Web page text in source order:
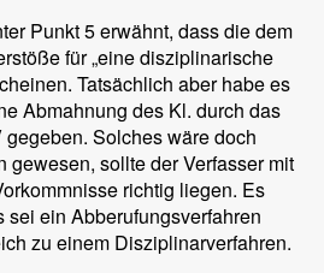
Punkt 5 erwähnt, dass die dem
für „eine disziplinarische
Tatsächlich aber habe es
Abmahnung des Kl. durch das
Solches wäre doch
gewesen, sollte der Verfasser mit
richtig liegen. Es
sei ein Abberufungsverfahren
zu einem Disziplinarverfahren.